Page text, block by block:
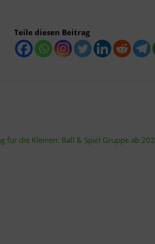
Teile diesen Beitrag
für die Kleinen: Ball & Spiel Gruppe ab